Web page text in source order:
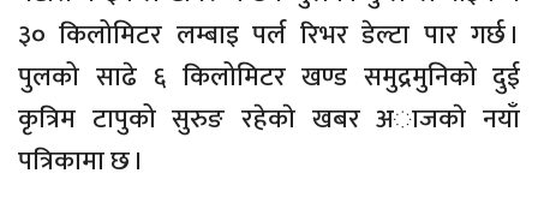
३० किलोमिटर लम्बाइ पर्ल रिभर डेल्टा पार गर्छ ।
पुलको साढे ६ किलोमिटर खण्ड समुद्रमुनिको दुई
कृत्रिम टापुको सुरुङ रहेकाे खबर अाजकाे नयाँ
पत्रिकामा छ ।